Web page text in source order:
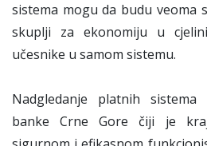
sistema mogu da budu veoma
skuplji za ekonomiju u
učesnike u samom sistemu.
Nadgledanje platnih
banke Crne Gore čiji je